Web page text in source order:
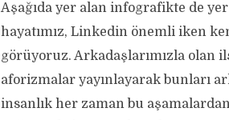
Aşağıda yer alan infografikte de
hayatımız, Linkedin önemli iken
görüyoruz. Arkadaşlarımızla olan
aforizmalar yayınlayarak bunları
insanlık her zaman bu